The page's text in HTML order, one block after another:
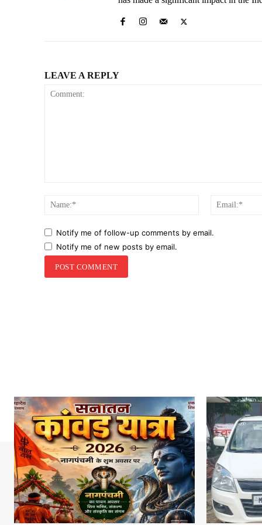
LEAVE A REPLY
Name:*
Notify me of follow-up comments by email.
Notify me of new posts by email.